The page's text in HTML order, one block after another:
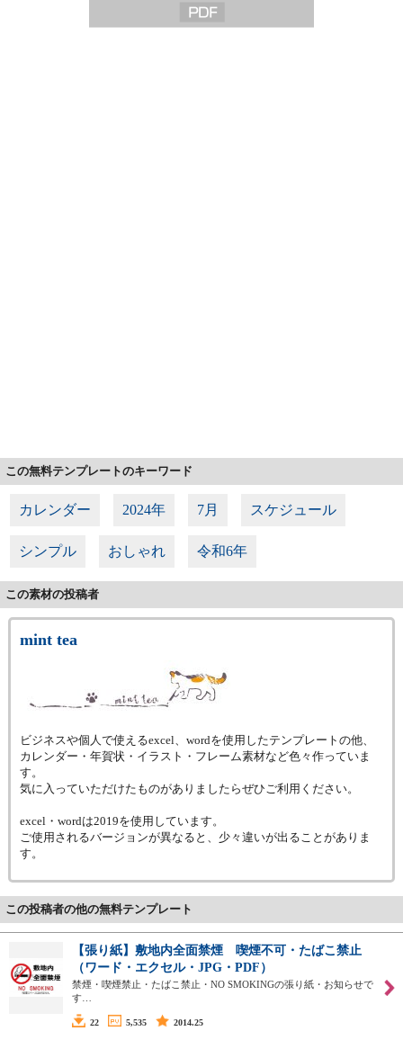
この無料テンプレートのキーワード
カレンダー 2024年 7月 スケジュール
シンプル おしゃれ 令和6年
この素材の投稿者
mint tea
ビジネスや個人で使えるexcel、wordを使用したテンプレートの他、
カレンダー・年賀状・イラスト・フレーム素材など色々作っていま
す。
気に入っていただけたものがありましたらぜひご利用ください。
excel・wordは2019を使用しています。
ご使用されるバージョンが異なると、少々違いが出ることがありま
す。
この投稿者の他の無料テンプレート
【張り紙】敷地内全面禁煙 喫煙不可・たばこ禁止
（ワード・エクセル・JPG・PDF）
禁煙・喫煙禁止・たばこ禁止・NO SMOKINGの張り紙・お知らせで
す…
22 5,535 2014.25